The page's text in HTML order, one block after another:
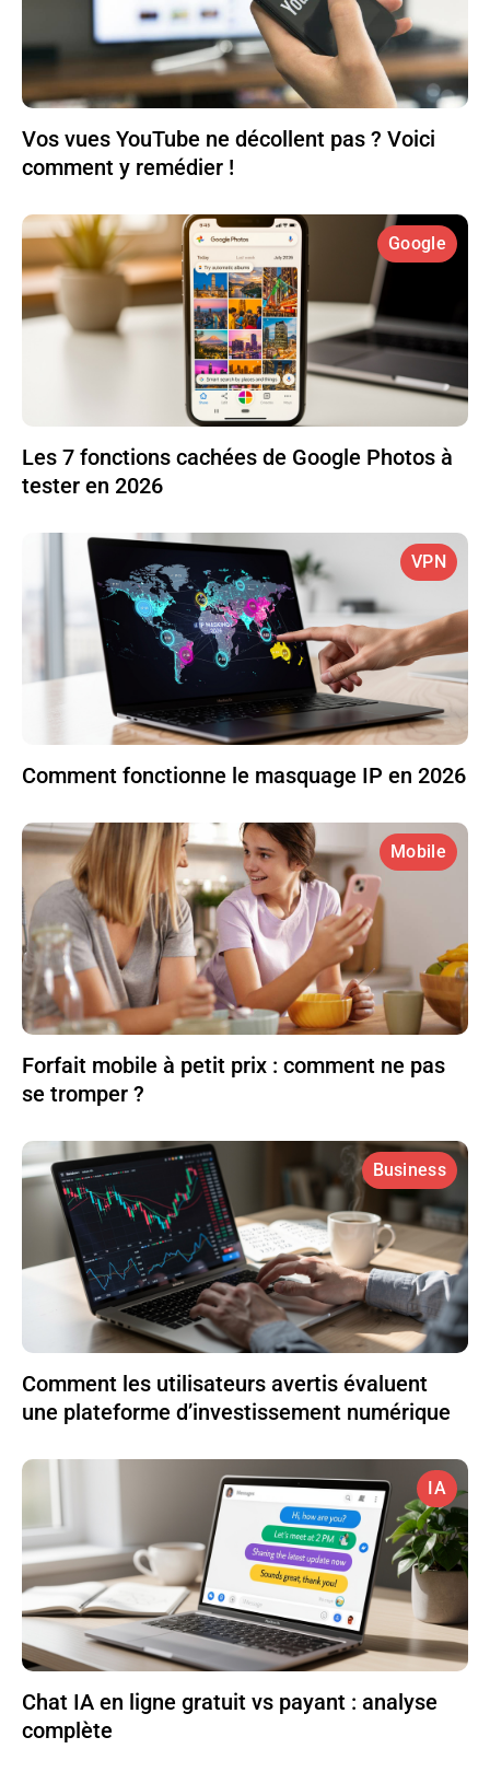
Vos vues YouTube ne décollent pas ? Voici
comment y remédier !
Google
Les 7 fonctions cachées de Google Photos à
tester en 2026
VPN
Comment fonctionne le masquage IP en 2026
Mobile
Forfait mobile à petit prix : comment ne pas
se tromper ?
Business
Comment les utilisateurs avertis évaluent
une plateforme d’investissement numérique
IA
Chat IA en ligne gratuit vs payant : analyse
complète